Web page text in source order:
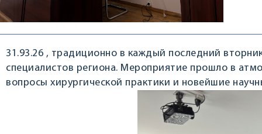
31.93.26 , традиционно в каждый последний
специалистов региона. Мероприятие прошло в
вопросы хирургической практики и новейшие